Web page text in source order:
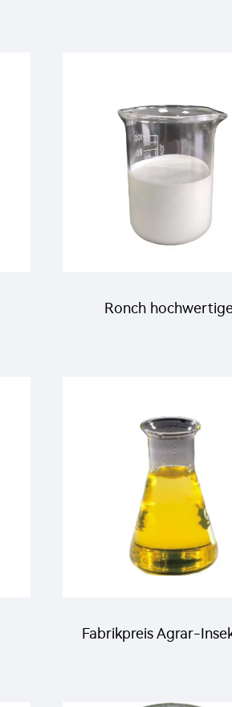
Ronch
Lambda-
Cyhalothrin+500g/L
Chlorfenapyr SC
Fabrikpreis Agrar-